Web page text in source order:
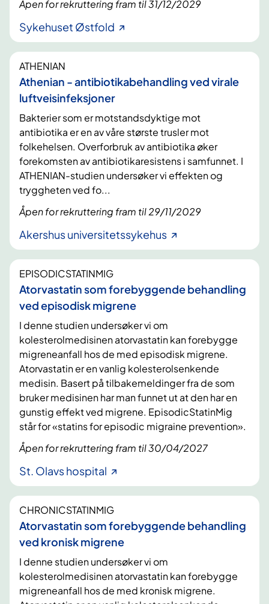
Åpen for rekruttering fram til 31/12/2029
Sykehuset Østfold
ATHENIAN
Athenian - antibiotikabehandling ved virale
luftveisinfeksjoner
Bakterier som er motstandsdyktige mot
antibiotika er en av våre største trusler mot
folkehelsen. Overforbruk av antibiotika øker
forekomsten av antibiotikaresistens i samfunnet. I
ATHENIAN-studien undersøker vi effekten og
tryggheten ved fo...
Åpen for rekruttering fram til 29/11/2029
Akershus universitetssykehus
EPISODICSTATINMIG
Atorvastatin som forebyggende behandling
ved episodisk migrene
I denne studien undersøker vi om
kolesterolmedisinen atorvastatin kan forebygge
migreneanfall hos de med episodisk migrene.
Atorvastatin er en vanlig kolesterolsenkende
medisin. Basert på tilbakemeldinger fra de som
bruker medisinen har man funnet ut at den har en
gunstig effekt ved migrene. EpisodicStatinMig
står for «statins for episodic migraine prevention».
Åpen for rekruttering fram til 30/04/2027
St. Olavs hospital
CHRONICSTATINMIG
Atorvastatin som forebyggende behandling
ved kronisk migrene
I denne studien undersøker vi om
kolesterolmedisinen atorvastatin kan forebygge
migreneanfall hos de med kronisk migrene.